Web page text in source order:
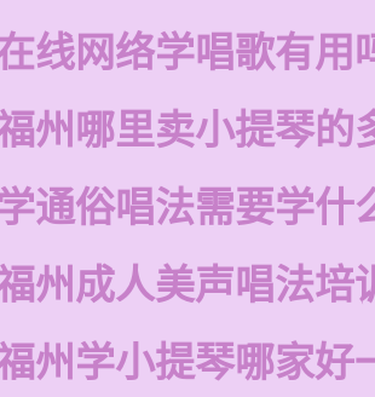
线网络学唱歌有用
州哪里卖小提琴的
通俗唱法需要学什
州成人美声唱法培
州学小提琴哪家好